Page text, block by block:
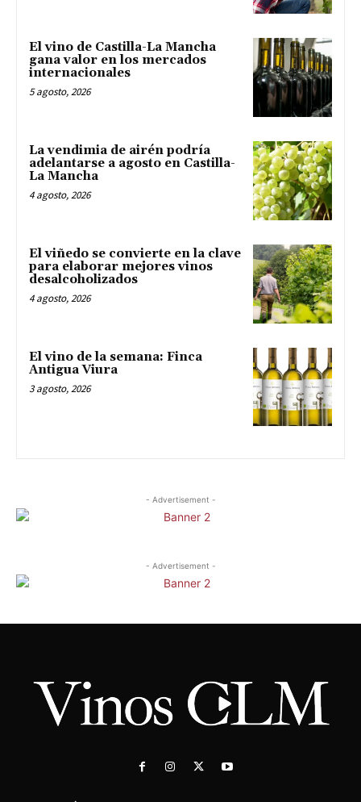
El vino de Castilla-La Mancha
gana valor en los mercados
internacionales
5 agosto, 2026
La vendimia de airén podría
adelantarse a agosto en Castilla-
La Mancha
4 agosto, 2026
El viñedo se convierte en la clave
para elaborar mejores vinos
desalcoholizados
4 agosto, 2026
El vino de la semana: Finca
Antigua Viura
3 agosto, 2026
- Advertisement -
- Advertisement -